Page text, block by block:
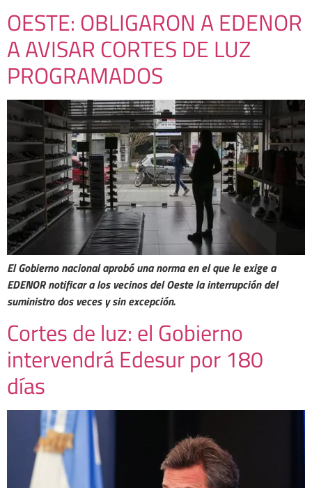
OESTE: OBLIGARON A EDENOR
A AVISAR CORTES DE LUZ
PROGRAMADOS
El Gobierno nacional aprobó una norma en el que le exige a
EDENOR notificar a los vecinos del Oeste la interrupción del
suministro dos veces y sin excepción.
Cortes de luz: el Gobierno
intervendrá Edesur por 180
días